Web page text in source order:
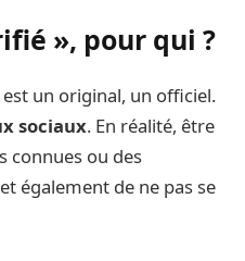
», pour qui ?
un original, un officiel.
sociaux. En réalité, être
connues ou des
également de ne pas se